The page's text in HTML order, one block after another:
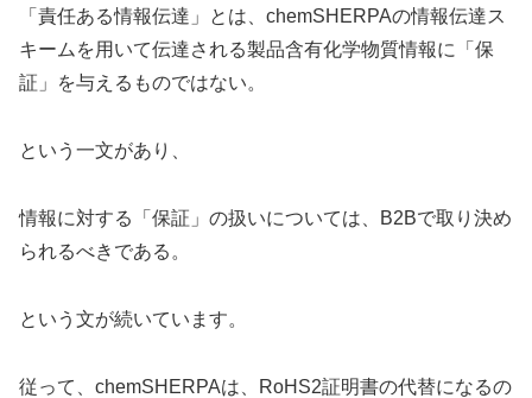
「責任ある情報伝達」とは、chemSHERPAの情報伝達ス
キームを用いて伝達される製品含有化学物質情報に「保
証」を与えるものではない。
という一文があり、
情報に対する「保証」の扱いについては、B2Bで取り決め
られるべきである。
という文が続いています。
従って、chemSHERPAは、RoHS2証明書の代替になるの